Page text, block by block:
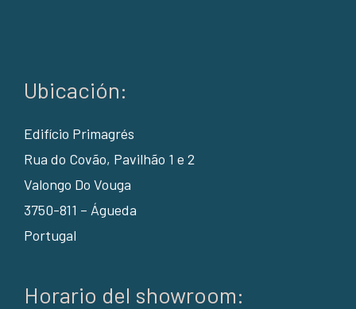
Ubicación:
Edifício Primagrés
Rua do Covão, Pavilhão 1 e 2
Valongo Do Vouga
3750-811 – Águeda
Portugal
Horario del showroom: